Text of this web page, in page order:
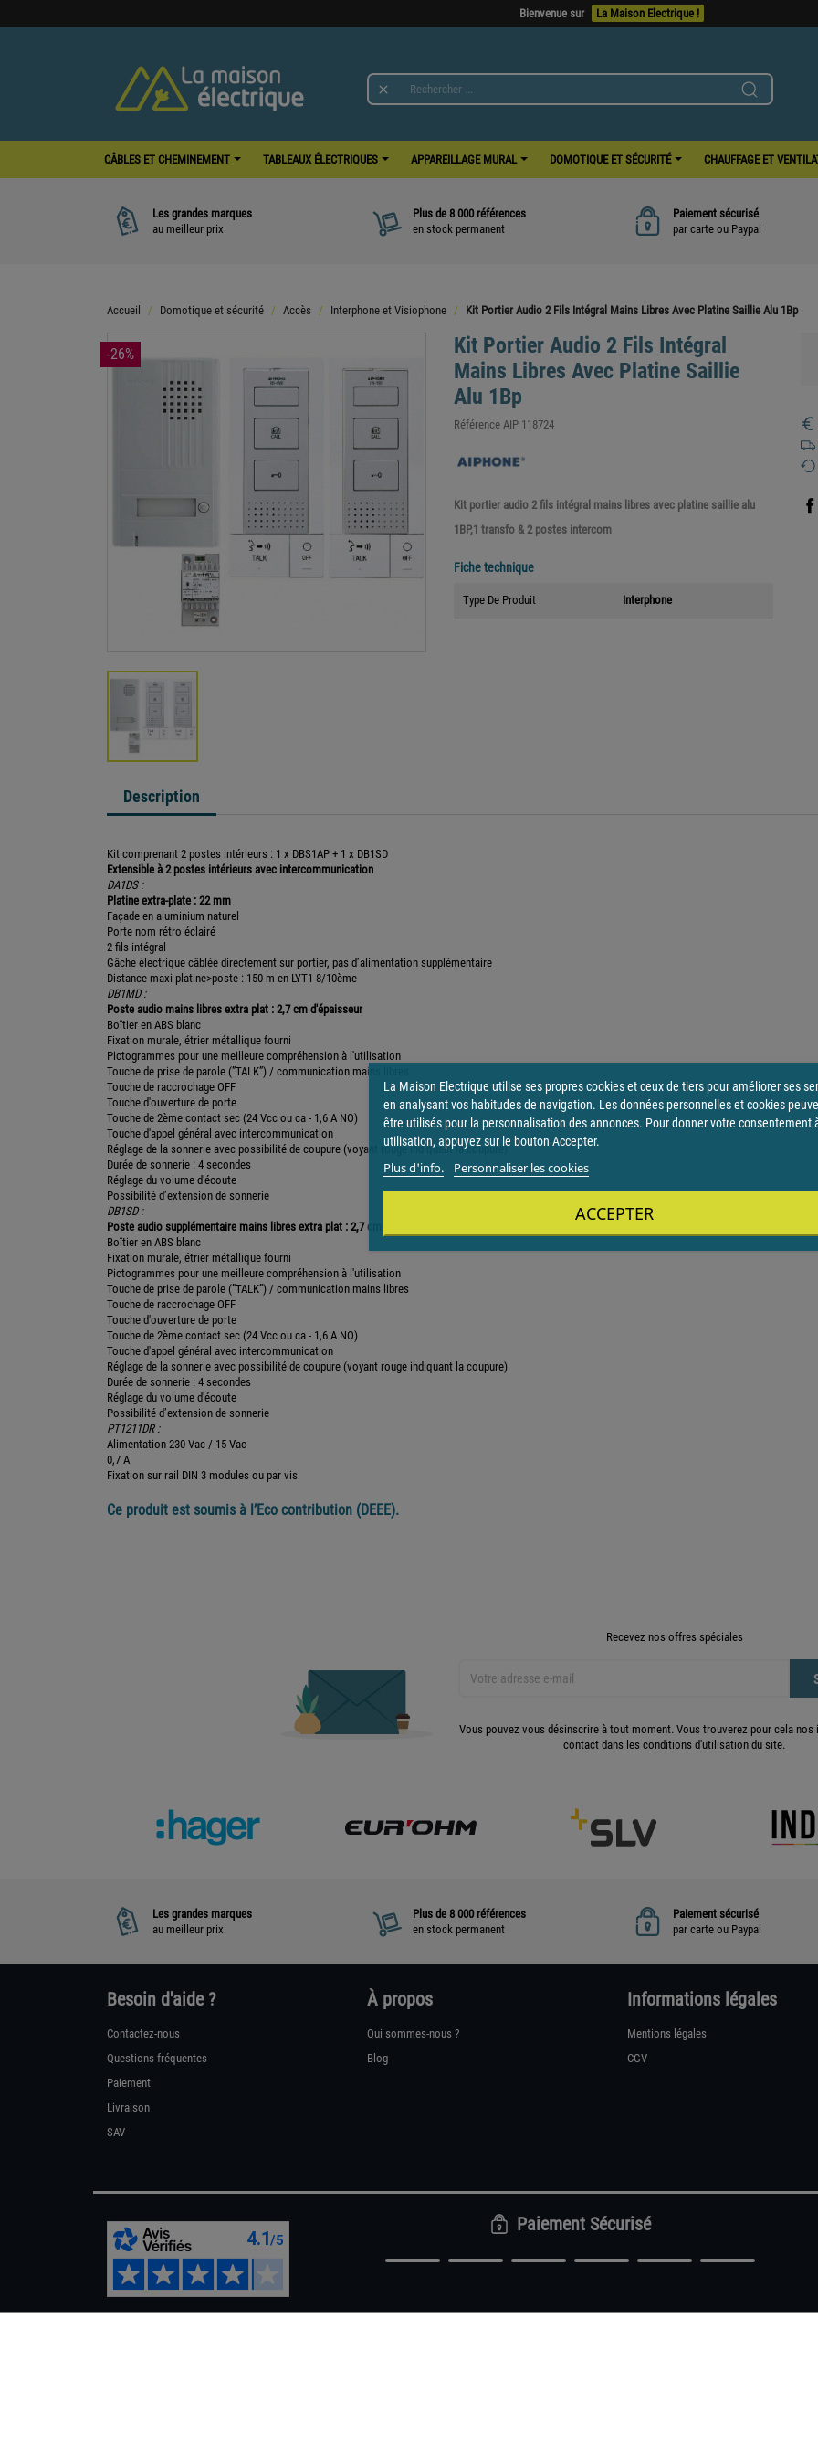

CÂBLES ET CHEMINEMENT TABLEAUX ÉLECTRIQUES APPAREILLAGE MURAL DOMOTIQUE ET SÉCURITÉ CHAUFFAGE ET
Les grandes marques
au meilleur prix
Plus de 8 000 références
en stock permanent
Paiement sécurisé
par carte ou Paypal
Accueil Domotique et sécurité Accès Interphone et Visiophone Kit Portier Audio 2 Fils Intégral Mains Libres Avec Platine Saillie Alu 1Bp
-26%
Kit Portier Audio 2 Fils Intégral
Mains Libres Avec Platine Saillie
Alu 1Bp
Référence AIP 118724
Kit portier audio 2 fils intégral mains libres avec platine saillie alu
1BP,1 transfo & 2 postes intercom
Fiche technique
Type De Produit Interphone
Description
Kit comprenant 2 postes intérieurs : 1 x DBS1AP + 1 x DB1SD
Extensible à 2 postes intérieurs avec intercommunication
DA1DS :
Platine extra-plate : 22 mm
Façade en aluminium naturel
Porte nom rétro éclairé
2 fils intégral
Gâche électrique câblée directement sur portier, pas d’alimentation supplémentaire
Distance maxi platine>poste : 150 m en LYT1 8/10ème
DB1MD :
Poste audio mains libres extra plat : 2,7 cm d'épaisseur
Boîtier en ABS blanc
Fixation murale, étrier métallique fourni
Pictogrammes pour une meilleure compréhension à l'utilisation
Touche de prise de parole (”TALK”) / communication mains libres
Touche de raccrochage OFF
Touche d'ouverture de porte
Touche de 2ème contact sec (24 Vcc ou ca - 1,6 A NO)
Touche d'appel général avec intercommunication
Réglage de la sonnerie avec possibilité de coupure (voyant rouge indiquant la coupure)
Durée de sonnerie : 4 secondes
Réglage du volume d'écoute
Possibilité d’extension de sonnerie
DB1SD :
Poste audio supplémentaire mains libres extra plat : 2,7 cm d'épaisseur
Boîtier en ABS blanc
Fixation murale, étrier métallique fourni
Pictogrammes pour une meilleure compréhension à l'utilisation
Touche de prise de parole (”TALK”) / communication mains libres
Touche de raccrochage OFF
Touche d'ouverture de porte
Touche de 2ème contact sec (24 Vcc ou ca - 1,6 A NO)
Touche d'appel général avec intercommunication
Réglage de la sonnerie avec possibilité de coupure (voyant rouge indiquant la coupure)
Durée de sonnerie : 4 secondes
Réglage du volume d'écoute
Possibilité d’extension de sonnerie
PT1211DR :
Alimentation 230 Vac / 15 Vac
0,7 A
Fixation sur rail DIN 3 modules ou par vis
Ce produit est soumis à l’Eco contribution (DEEE).
Recevez nos offres spéciales
Vous pouvez vous désinscrire à tout moment. Vous trouverez pour cela
contact dans les conditions d'utilisation du site.
Les grandes marques
au meilleur prix
Plus de 8 000 références
en stock permanent
Paiement sécurisé
par carte ou Paypal
Besoin d'aide ?
Contactez-nous
Questions fréquentes
Paiement
Livraison
SAV
À propos
Qui sommes-nous ?
Blog
Informations légales
Mentions légales
CGV
Paiement Sécurisé
La Maison Electrique utilise ses propres cookies et ceux de tiers pour améliorer ses
en analysant vos habitudes de navigation. Les données personnelles et cookies
être utilisés pour la personnalisation des annonces. Pour donner votre consentement
utilisation, appuyez sur le bouton Accepter.
Plus d'info. Personnaliser les cookies
ACCEPTER